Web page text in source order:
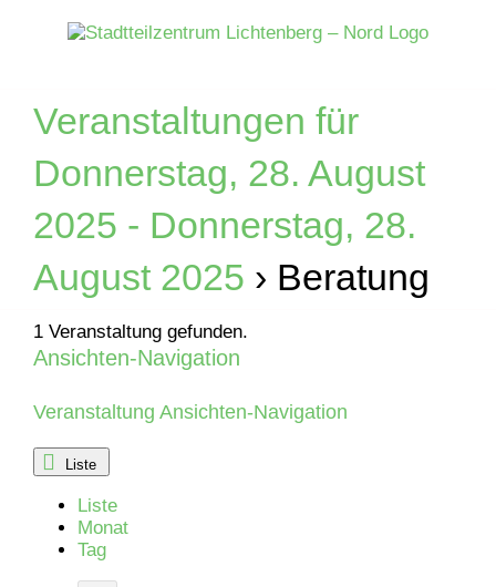
Veranstaltungen für
Donnerstag, 28. August
2025 - Donnerstag, 28.
August 2025 › Beratung
1 Veranstaltung gefunden.
Veranstaltungen
Ansichten-Navigation
Veranstaltung Ansichten-Navigation
Liste
Liste
Monat
Tag